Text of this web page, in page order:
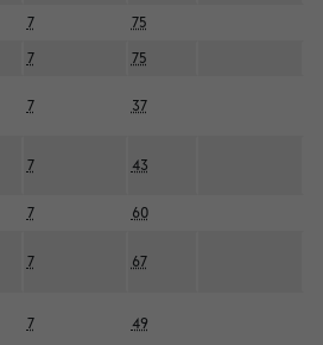
7
75
7 75
7 37
7 43
7 60
7 67
7 49